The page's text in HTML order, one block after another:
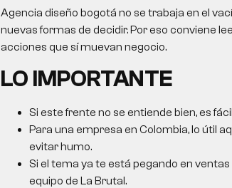
Agencia diseño bogotá no se trabaja en el
nuevas formas de decidir. Por eso conviene
acciones que sí muevan negocio.
LO IMPORTANTE
Si este frente no se entiende bien, es
Para una empresa en Colombia, lo útil
evitar humo.
Si el tema ya te está pegando en
equipo de La Brutal.